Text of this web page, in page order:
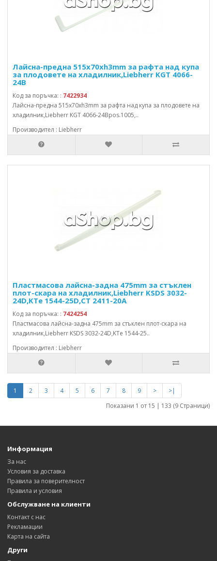
Лайсна-предна 515x70xh3mm за рафта над купа
за плодовете на хладилник,Liebherr KGT 4066-
24B
Код за поръчка: : 7422934
Лайсна-предна 515x70xh3mm за рафта над купа за плодовете на
хладилник,Liebherr KGT 4066-24Bpos.1005,..
Производител : Liebherr
Пластмасова лайсна-задна 475mm за стъклен
плот-скара на хладилник,Liebherr KSDS 3032-
24D,KTe 1544-25D,CT 2411-20A
Код за поръчка: : 7424254
Пластмасова лайсна-задна 475mm за стъклен плот-скара на
хладилник,Liebherr KSDS 3032-24D,KTe 1544-25..
Производител : Liebherr
1 2 3 4 5 6 7 8 9 >
>|
Показани 1 от 15 | 133 (9 Страници)
Информация
За нас
Условия за доставка
Правила за поверителност
Правила и условия
Обслужване на клиенти
Контакт с нас
Рекламации
Карта на сайта
Други